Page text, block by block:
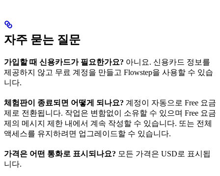
자주 묻는 질문
가입할 때 신용카드가 필요한가요? 아니요. 신용카드 정보를
제공하지 않고 무료 계정을 만들고 Flowstep을 사용할 수 있습
니다.
체험판이 종료되면 어떻게 되나요? 계정이 자동으로 Free 요금
제로 전환됩니다. 작업은 변함없이 소유할 수 있으며 Free 요금
제의 메시지 제한 내에서 계속 작성할 수 있습니다. 또는 전체
액세스를 유지하려면 업그레이드할 수 있습니다.
가격은 어떤 통화로 표시되나요? 모든 가격은 USD로 표시됩
니다.